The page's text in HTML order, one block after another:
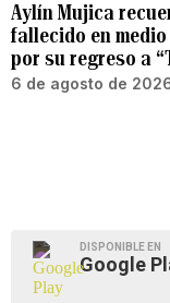
Aylín Mujica
fallecido en
por su regreso a
6 de agosto de
DISPONIBLE EN
Google